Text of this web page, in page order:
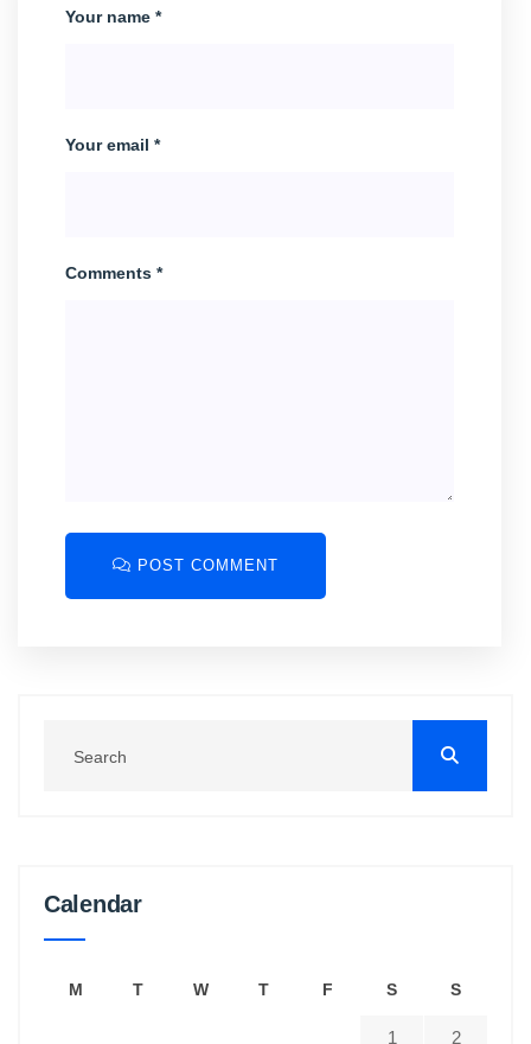
Your name *
Your email *
Comments *
POST COMMENT
Calendar
M T W T F S S
1 2